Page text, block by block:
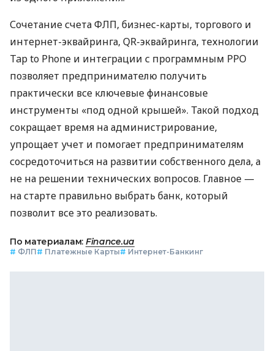
Сочетание счета ФЛП, бизнес-карты, торгового и
интернет-эквайринга, QR-эквайринга, технологии
Tap to Phone и интеграции с программным РРО
позволяет предпринимателю получить
практически все ключевые финансовые
инструменты «под одной крышей». Такой подход
сокращает время на администрирование,
упрощает учет и помогает предпринимателям
сосредоточиться на развитии собственного дела, а
не на решении технических вопросов. Главное —
на старте правильно выбрать банк, который
позволит все это реализовать.
По материалам: Finance.ua
# ФЛП# Платежные Карты# Интернет-Банкинг